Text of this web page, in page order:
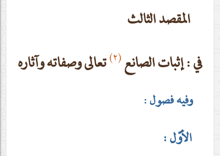
المقصد الثالث
في : إثبات الصانع(٢) تعالى وصفاته وآثاره
وفيه فصول :
الأوّل :